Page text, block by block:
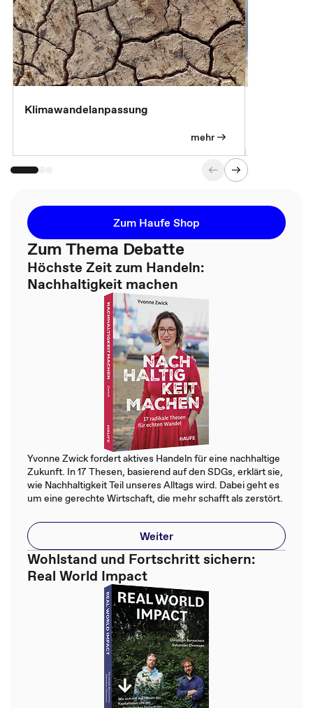
Klimawandelanpassung
mehr
Zum Haufe Shop
Zum Thema Debatte
Höchste Zeit zum Handeln:
Nachhaltigkeit machen
Yvonne Zwick fordert aktives Handeln für eine nachhaltige
Zukunft. In 17 Thesen, basierend auf den SDGs, erklärt sie,
wie Nachhaltigkeit Teil unseres Alltags wird. Dabei geht es
um eine gerechte Wirtschaft, die mehr schafft als zerstört.
Weiter
Wohlstand und Fortschritt sichern:
Real World Impact